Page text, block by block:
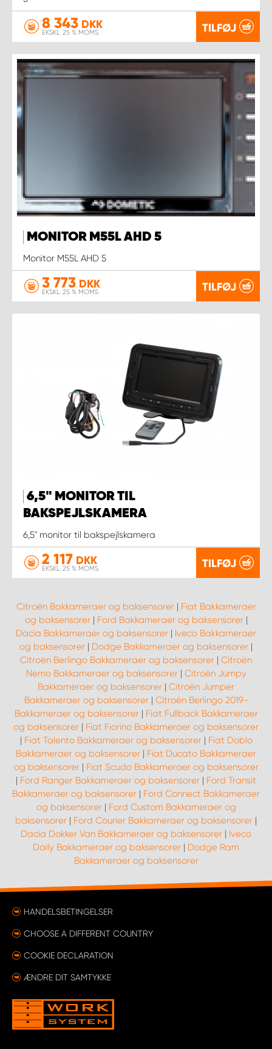
8 343 DKK
EKSKL. 25 % MOMS TILFØJ
MONITOR M55L AHD 5
Monitor M55L AHD 5
3 773 DKK
EKSKL. 25 % MOMS TILFØJ
6,5" MONITOR TIL
BAKSPEJLSKAMERA
6,5" monitor til bakspejlskamera
2 117 DKK
EKSKL. 25 % MOMS TILFØJ
Citroën Bakkameraer og baksensorer| Fiat Bakkameraer
og baksensorer| Ford Bakkameraer og baksensorer|
Dacia Bakkameraer og baksensorer | Iveco Bakkameraer
og baksensorer | Dodge Bakkameraer og baksensorer |
Citroën Berlingo Bakkameraer og baksensorer | Citroën
Nemo Bakkameraer og baksensorer| Citroën Jumpy
Bakkameraer og baksensorer | Citroën Jumper
Bakkameraer og baksensorer| Citroën Berlingo 2019-
Bakkameraer og baksensorer| Fiat Fullback Bakkameraer
og baksensorer | Fiat Fiorino Bakkameraer og baksensorer
| Fiat Talento Bakkameraer og baksensorer| Fiat Doblo
Bakkameraer og baksensorer | Fiat Ducato Bakkameraer
og baksensorer| Fiat Scudo Bakkameraer og baksensorer
| Ford Ranger Bakkameraer og baksensorer | Ford Transit
Bakkameraer og baksensorer | Ford Connect Bakkameraer
og baksensorer| Ford Custom Bakkameraer og
baksensorer | Ford Courier Bakkameraer og baksensorer |
Dacia Dokker Van Bakkameraer og baksensorer | Iveco
Daily Bakkameraer og baksensorer | Dodge Ram
Bakkameraer og baksensorer
HANDELSBETINGELSER
CHOOSE A DIFFERENT COUNTRY
COOKIE DECLARATION
ÆNDRE DIT SAMTYKKE